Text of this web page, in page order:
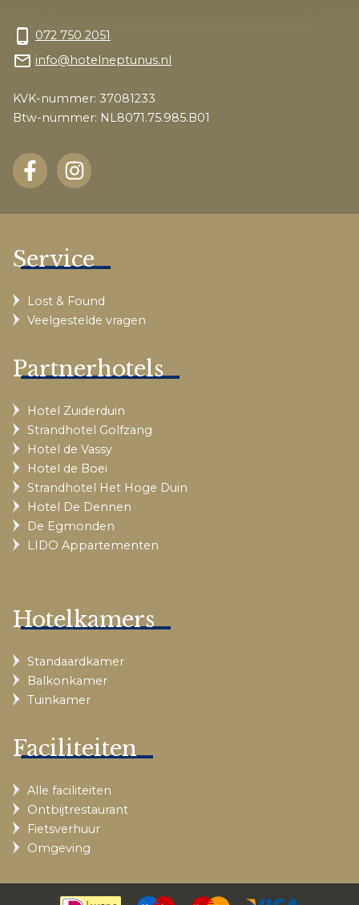
phone_android 072 750 2051
mail_outline info@hotelneptunus.nl
KVK-nummer: 37081233
Btw-nummer: NL8071.75.985.B01
Service
Lost & Found
Veelgestelde vragen
Partnerhotels
Hotel Zuiderduin
Strandhotel Golfzang
Hotel de Vassy
Hotel de Boei
Strandhotel Het Hoge Duin
Hotel De Dennen
De Egmonden
LIDO Appartementen
Hotelkamers
Standaardkamer
Balkonkamer
Tuinkamer
Faciliteiten
Alle faciliteiten
Ontbijtrestaurant
Fietsverhuur
Omgeving